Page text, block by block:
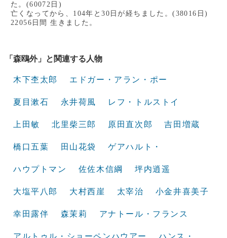
た。(60072日)
亡くなってから、104年と30日が経ちました。(38016日)
22056日間 生きました。
「森鴎外」と関連する人物
木下杢太郎 エドガー・アラン・ポー
夏目漱石 永井荷風 レフ・トルストイ
上田敏 北里柴三郎 原田直次郎 吉田増蔵
橋口五葉 田山花袋 ゲアハルト・
ハウプトマン 佐佐木信綱 坪内逍遥
大塩平八郎 大村西崖 太宰治 小金井喜美子
幸田露伴 森茉莉 アナトール・フランス
アルトゥル・ショーペンハウアー ハンス・